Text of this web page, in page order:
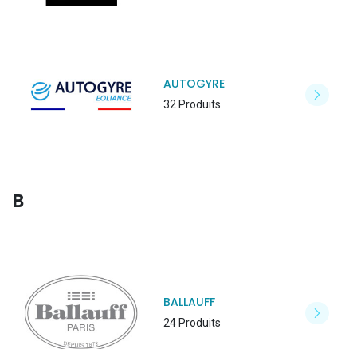
AUTOGYRE
32 Produits
B
BALLAUFF
24 Produits